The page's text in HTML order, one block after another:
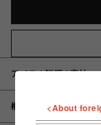
アイテム説明 / 素材
概要 <About